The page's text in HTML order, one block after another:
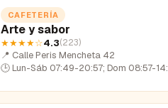
CAFETERÍA
Arte y sabor
★★★★☆4.3(223)
📍 Calle Peris Mencheta 42
🕒 Lun-Sáb 07:49-20:57; Dom 08:57-14:20